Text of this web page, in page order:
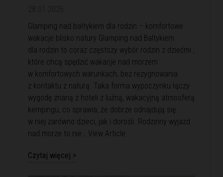
Glamping nad bałtykiem dla rodzin – komfortowe
wakacje blisko natury Glamping nad Baltykiem
dla rodzin to coraz częstszy wybór rodzin z dziećmi ,
które chcą spędzić wakacje nad morzem
w komfortowych warunkach, bez rezygnowania
z kontaktu z naturą. Taka forma wypoczynku łączy
wygodę znaną z hoteli z luźną, wakacyjną atmosferą
kempingu, co sprawia, że dobrze odnajdują się
w niej zarówno dzieci, jak i dorośli. Rodzinny wyjazd
nad morze to nie… View Article
Czytaj więcej >